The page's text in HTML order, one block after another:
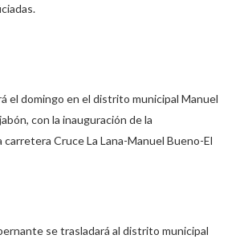
el domingo en el distrito municipal Manuel
con la inauguración de la
Cruce La Lana-Manuel Bueno-El
se trasladará al distrito municipal